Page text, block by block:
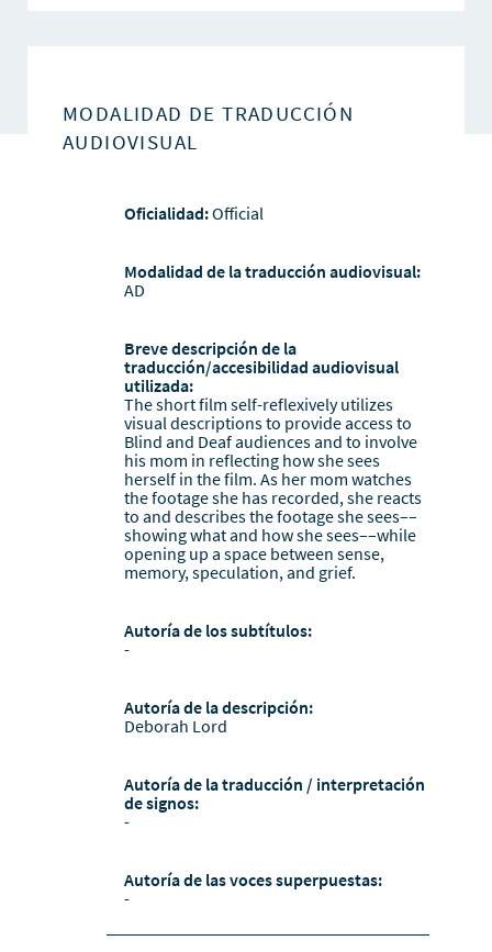
MODALIDAD DE TRADUCCIÓN
AUDIOVISUAL
Oficialidad:Official
Modalidad de la traducción audiovisual:
AD
Breve descripción de la
traducción/accesibilidad audiovisual
utilizada:
The short film self-reflexively utilizes
visual descriptions to provide access to
Blind and Deaf audiences and to involve
his mom in reflecting how she sees
herself in the film. As her mom watches
the footage she has recorded, she reacts
to and describes the footage she sees––
showing what and how she sees––while
opening up a space between sense,
memory, speculation, and grief.
Autoría de los subtítulos:
-
Autoría de la descripción:
Deborah Lord
Autoría de la traducción / interpretación
de signos:
-
Autoría de las voces superpuestas:
-